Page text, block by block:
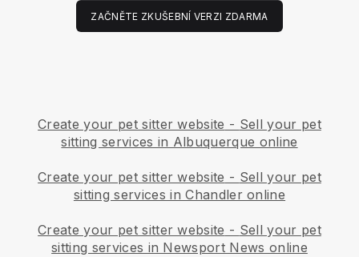
ZAČNĚTE ZKUŠEBNÍ VERZI ZDARMA
Create your pet sitter website - Sell your pet
sitting services in Albuquerque online
Create your pet sitter website - Sell your pet
sitting services in Chandler online
Create your pet sitter website - Sell your pet
sitting services in Newsport News online